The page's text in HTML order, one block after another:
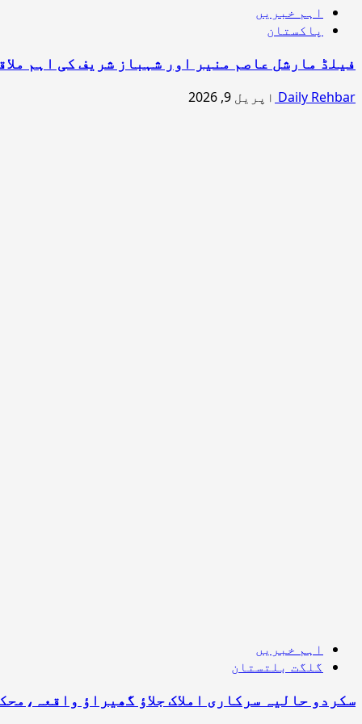
اہم خبریں
پاکستان
فیلڈ مارشل عاصم منیر اور شہباز شریف کی اہم
Daily Rehbar اپریل 9, 2026
اہم خبریں
گلگت بلتستان
سکردو حالیہ سرکاری املاک جلاؤ گھیراؤ واقعہ،محکمانہ